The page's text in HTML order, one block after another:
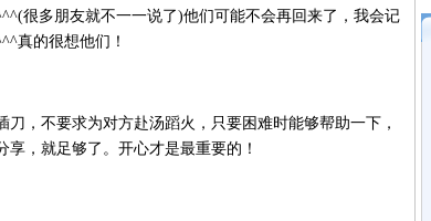
很多朋友就不一一说了)他们可能不会再回来了，我会记
真的很想他们！
，不要求为对方赴汤蹈火，只要困难时能够帮助一下，
，就足够了。开心才是最重要的！